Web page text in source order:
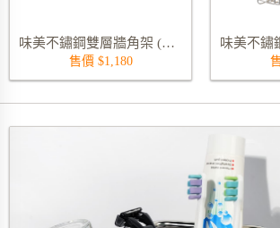
味美不鏽鋼雙層牆角架 (線徑 4.0 mm) 5326S
售價 $1,180